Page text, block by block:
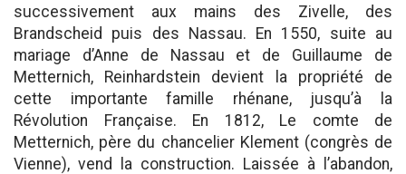
successivement aux mains des Zivelle, des
Brandscheid puis des Nassau. En 1550, suite au
mariage d’Anne de Nassau et de Guillaume de
Metternich, Reinhardstein devient la propriété de
cette importante famille rhénane, jusqu’à la
Révolution Française. En 1812, Le comte de
Metternich, père du chancelier Klement (congrès de
Vienne), vend la construction. Laissée à l’abandon,